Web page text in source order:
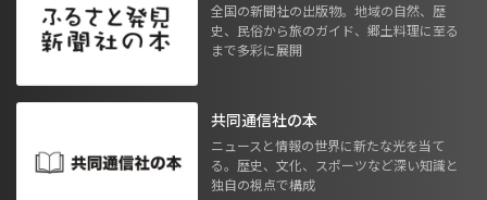
全国の新聞社の出版物。地域の自然、歴
史、民俗から旅のガイド、郷土料理に至る
まで多彩に展開
共同通信社の本
ニュースと情報の世界に新たな光を当て
る。歴史、文化、スポーツなど深い知識と
独自の視点で構成